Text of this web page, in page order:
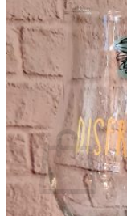
No hay
Volver a
Carrito